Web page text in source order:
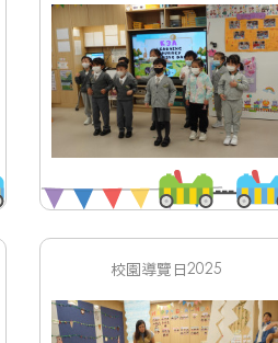
校園導覽日2025